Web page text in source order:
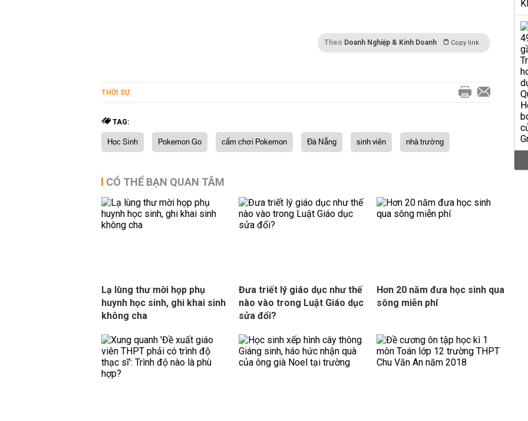
Theo Doanh Nghiệp & Kinh Doanh Copy link
THỜI SỰ
TAG:
Học Sinh Pokemon Go cấm chơi Pokemon Đà Nẵng sinh viên nhà trường
CÓ THỂ BẠN QUAN TÂM
Lạ lùng thư mời họp phụ
huynh học sinh, ghi khai sinh
không cha
Đưa triết lý giáo dục như thế
nào vào trong Luật Giáo dục
sửa đổi?
Hơn 20 năm đưa học sinh qua
sông miễn phí